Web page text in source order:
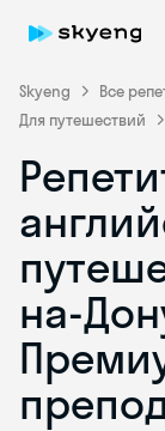
Skyeng Все
Для путешествий
на-Skyeng
online